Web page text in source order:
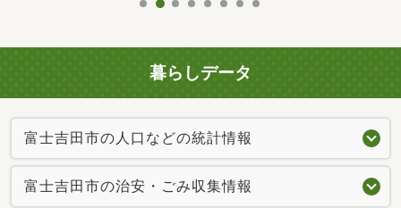
暮らしデータ
富士吉田市の人口などの統計情報
富士吉田市の治安・ごみ収集情報